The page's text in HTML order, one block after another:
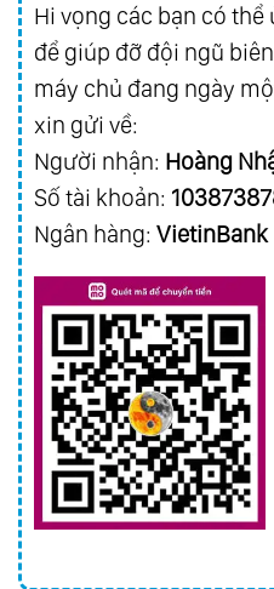
Hi vọng các bạn có
để giúp đỡ đội ngũ
máy chủ đang ngày
xin gửi về:
Người nhận: Hoàng
Số tài khoản:
Ngân hàng: VietinBank